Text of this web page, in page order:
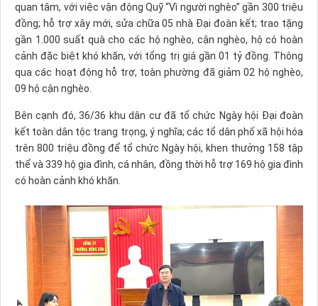
quan tâm, với việc vận động Quỹ “Vì người nghèo” gần 300 triệu
đồng; hỗ trợ xây mới, sửa chữa 05 nhà Đại đoàn kết; trao tặng
gần 1.000 suất quà cho các hộ nghèo, cận nghèo, hộ có hoàn
cảnh đặc biệt khó khăn, với tổng trị giá gần 01 tỷ đồng. Thông
qua các hoạt động hỗ trợ, toàn phường đã giảm 02 hộ nghèo,
09 hộ cận nghèo.
Bên cạnh đó, 36/36 khu dân cư đã tổ chức Ngày hội Đại đoàn
kết toàn dân tộc trang trọng, ý nghĩa; các tổ dân phố xã hội hóa
trên 800 triệu đồng để tổ chức Ngày hội, khen thưởng 158 tập
thể và 339 hộ gia đình, cá nhân, đồng thời hỗ trợ 169 hộ gia đình
có hoàn cảnh khó khăn.